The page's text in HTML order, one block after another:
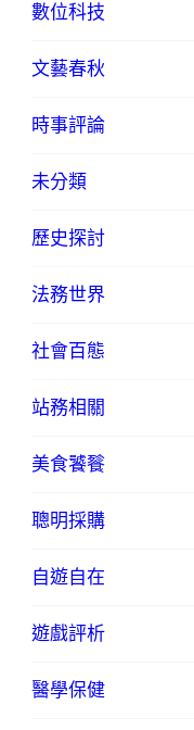
數位科技
文藝春秋
時事評論
未分類
歷史探討
法務世界
社會百態
站務相關
美食饕餮
聰明採購
自遊自在
遊戲評析
醫學保健